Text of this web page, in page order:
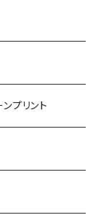
プリント